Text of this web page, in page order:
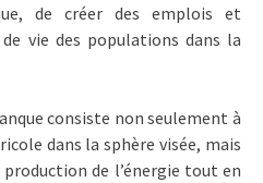
de créer des emplois et
vie des populations dans la
consiste non seulement à
dans la sphère visée, mais
de l’énergie tout en